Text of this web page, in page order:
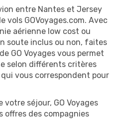
entre Nantes et Jersey
vols GOVoyages.com. Avec
aérienne low cost ou
soute inclus ou non, faites
GO Voyages vous permet
selon différents critères
vous correspondent pour
votre séjour, GO Voyages
offres des compagnies